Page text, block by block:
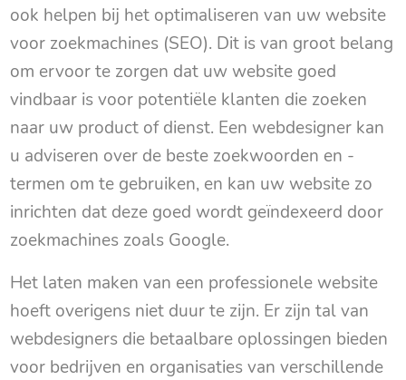
ook helpen bij het optimaliseren van uw website
voor zoekmachines (SEO). Dit is van groot belang
om ervoor te zorgen dat uw website goed
vindbaar is voor potentiële klanten die zoeken
naar uw product of dienst. Een webdesigner kan
u adviseren over de beste zoekwoorden en -
termen om te gebruiken, en kan uw website zo
inrichten dat deze goed wordt geïndexeerd door
zoekmachines zoals Google.
Het laten maken van een professionele website
hoeft overigens niet duur te zijn. Er zijn tal van
webdesigners die betaalbare oplossingen bieden
voor bedrijven en organisaties van verschillende